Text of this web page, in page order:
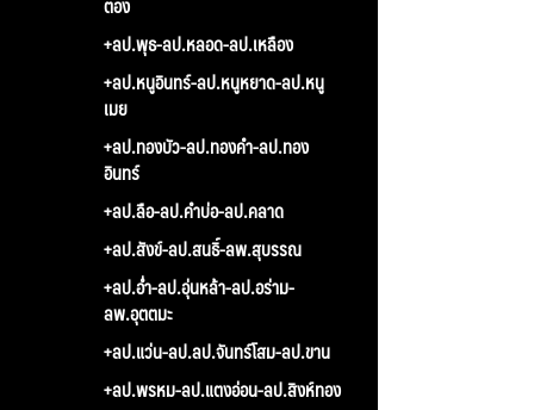
+ลป.พุธ-ลป.หลอด-ลป.เหลือง
+ลป.หนูอินทร์-ลป.หนูหยาด-ลป.หนู
เมย
+ลป.ทองบัว-ลป.ทองคำ-ลป.ทอง
อินทร์
+ลป.ลือ-ลป.คำบ่อ-ลป.คลาด
+ลป.สังข์-ลป.สนธิ์-ลพ.สุบรรณ
+ลป.อ่ำ-ลป.อุ่นหล้า-ลป.อร่าม-
ลพ.อุตตมะ
+ลป.แว่น-ลป.ลป.จันทร์โสม-ลป.ขาน
+ลป.พรหม-ลป.แตงอ่อน-ลป.สิงห์ทอง